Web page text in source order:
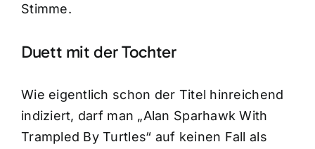
Stimme.
Duett mit der Tochter
Wie eigentlich schon der Titel hinreichend
indiziert, darf man „Alan Sparhawk With
Trampled By Turtles“ auf keinen Fall als